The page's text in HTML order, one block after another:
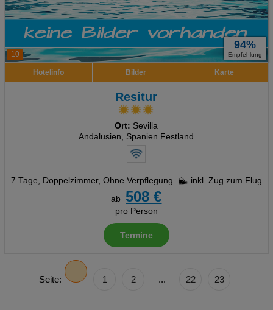
10
94%
Empfehlung
Hotelinfo Bilder Karte
Resitur
Ort: Sevilla
Andalusien, Spanien Festland
7 Tage, Doppelzimmer, Ohne Verpflegung
inkl. Zug zum Flug
ab
508 €
pro Person
Termine
Seite: 1 2 ... 22 23